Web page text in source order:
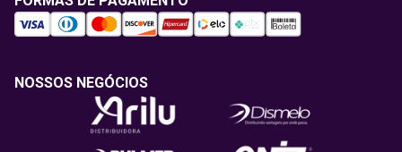
NOSSOS NEGÓCIOS